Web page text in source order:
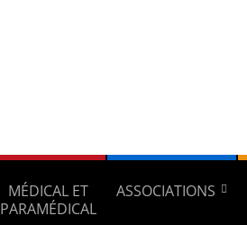
MÉDICAL ET
PARAMÉDICAL
ASSOCIATIONS